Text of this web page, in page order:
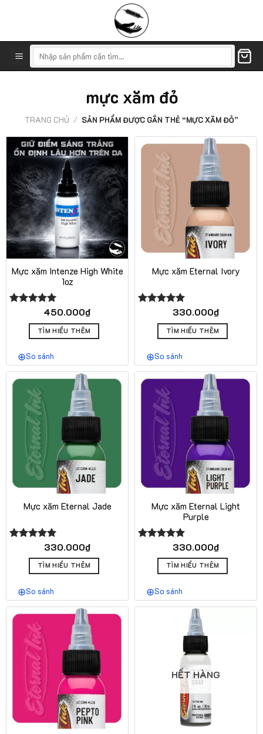
kiếm:
mực xăm đỏ
TRANG CHỦ / SẢN PHẨM ĐƯỢC GẮN THẺ “MỰC XĂM ĐỎ”
Mực xăm Intenze High White
1oz
Được xếp450.000₫
TÌM HIỂU THÊM
So sánh
Mực xăm Eternal Ivory
Được xếp330.000₫
TÌM HIỂU THÊM
So sánh
Mực xăm Eternal Jade
Được xếp
hạng5.00
330.000₫
TÌM HIỂU THÊM
So sánh
Mực xăm Eternal Light
Purple
Được xếp
hạng5.00
330.000₫
TÌM HIỂU THÊM
So sánh
HẾT HÀNG